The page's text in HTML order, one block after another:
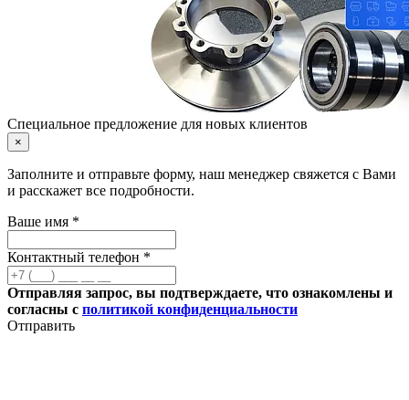
Специальное предложение для новых клиентов
×
Заполните и отправьте форму, наш менеджер свяжется с Вами
и расскажет все подробности.
Ваше имя *
Контактный телефон *
Отправляя запрос, вы подтверждаете, что ознакомлены и
согласны с политикой конфиденциальности
Отправить